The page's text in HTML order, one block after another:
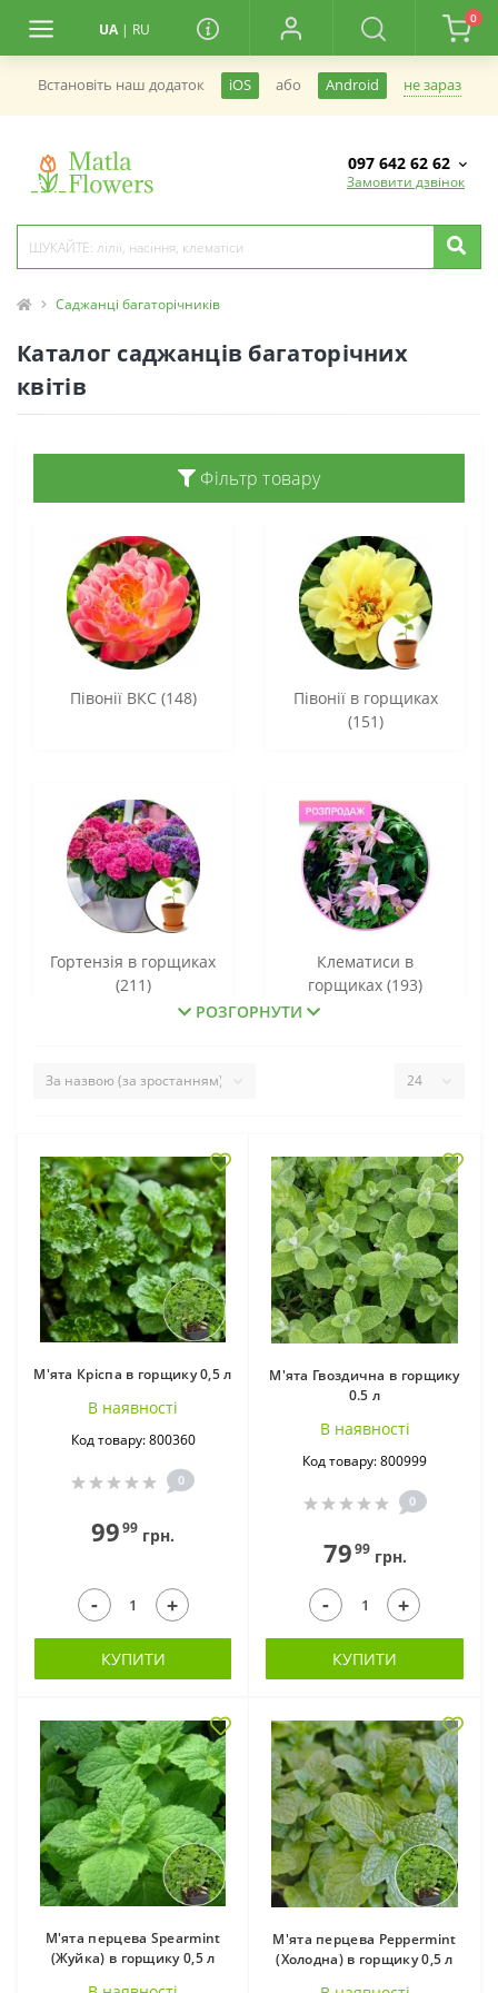
UA | RU
0
Встановiть наш додаток iOS або Android не зараз
097 642 62 62
Замовити дзвінок
Саджанці багаторічників
Каталог саджанців багаторічних
квітів
Фільтр товару
Півонії ВКС (148)
Півонії в горщиках
(151)
Гортензія в горщиках
(211)
Клематиси в
горщиках (193)
Лаванда в горщиках
(45)
Плющ в горщиках
(47)
Іриси Бородаті ВКС
Іриси Бородаті в
горщику (57)
Юкка в горщиках (3)
Хости в горщиках
(107)
РОЗГОРНУТИ
М'ята Кріспа в горщику 0,5 л
В наявностi
Код товару: 800360
0
9999 грн.
- +
КУПИТИ
М'ята Гвоздична в горщику
0.5 л
В наявностi
Код товару: 800999
0
7999грн.
- +
КУПИТИ
М'ята перцева Spearmint
(Жуйка) в горщику 0,5 л
М'ята перцева Peppermint
(Холодна) в горщику 0,5 л